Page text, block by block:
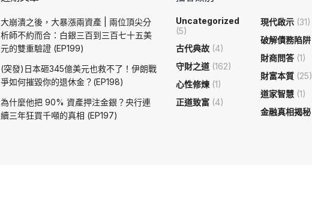
大崩潰之後，大暴漲兩資產 | 兩位頂尖分
析師不約而合：白銀三百到三百七十五美
元的雙重驗證 (EP199)
(突發)日本砸345億美元也救不了！伊朗戰
爭如何摧毀你的退休金？(EP198)
為什麼他把 90% 資產押注金銀？央行連
續三年狂買千噸的真相 (EP197)
Uncategorized
(5)
古代典故 (4)
守財之道 (162)
心性修煉 (1)
正道致富 (4)
現代啟示 (31)
破解債務陷阱
財商問答(1)
財富本質 (25)
道家智慧 (1)
金融真相揭秘